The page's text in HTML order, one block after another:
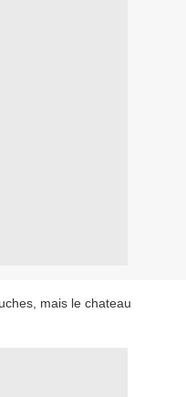
mais le chateau